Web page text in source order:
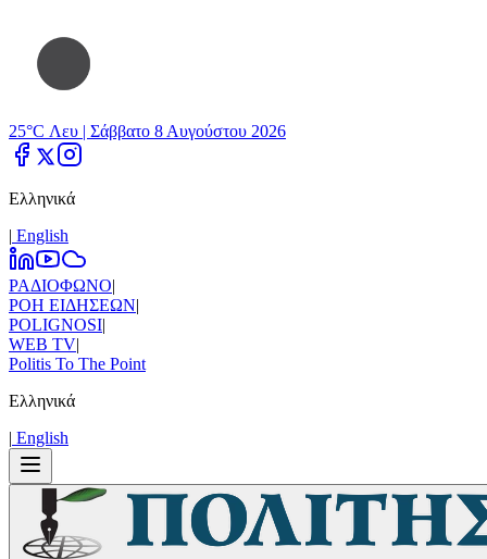
25°C Λευ | Σάββατο 8 Αυγούστου 2026
Ελληνικά
| Εnglish
ΡΑΔΙΟΦΩΝΟ|
ΡΟΗ ΕΙΔΗΣΕΩΝ|
POLIGNOSI|
WEB TV|
Politis To The Point
Ελληνικά
| Εnglish